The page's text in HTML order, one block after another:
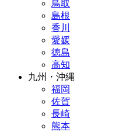
鳥取
島根
香川
愛媛
徳島
高知
九州・沖縄
福岡
佐賀
長崎
熊本